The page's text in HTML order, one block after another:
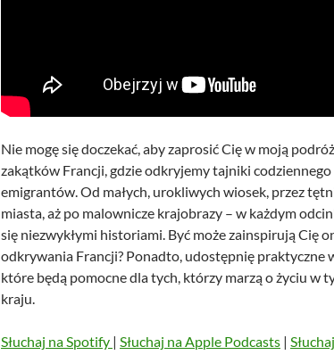
Nie mogę się doczekać, aby zaprosić Cię w moją
zakątków Francji, gdzie odkryjemy tajniki codziennego
emigrantów. Od małych, urokliwych wiosek, przez
miasta, aż po malownicze krajobrazy – w każdym
się niezwykłymi historiami. Być może zainspirują Cię
odkrywania Francji? Ponadto, udostępnię praktyczne
które będą pomocne dla tych, którzy marzą o życiu w
kraju.
Słuchaj na Spotify | Słuchaj na Apple Podcasts |